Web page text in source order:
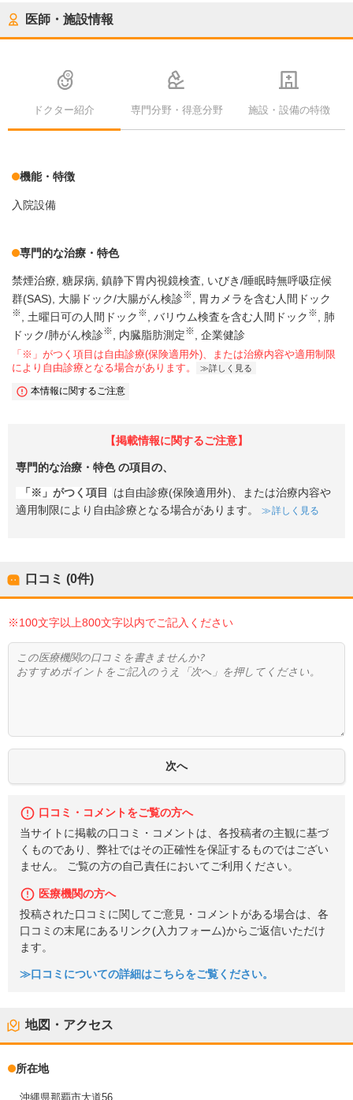
医師・施設情報
ドクター紹介 専門分野・得意分野 施設・設備の特徴
機能・特徴
入院設備
専門的な治療・特色
禁煙治療 糖尿病 鎮静下胃内視鏡検査
いびき/睡眠時無呼吸症候
群(SAS)
大腸ドック/大腸がん検診※ 胃カメラを含む人間ドック
※ 土曜日可の人間ドック ※ バリウム検査を含む人間ドック ※
肺
ドック/肺がん検診※ 内臓脂肪測定※ 企業健診
「※」がつく項目は自由診療(保険適用外)、または治療内容や適用制限
により自由診療となる場合があります。
詳しく見る
本情報に関するご注意
【掲載情報に関するご注意】
専門的な治療・特色の項目の、
「※」がつく項目
は自由診療(保険適用外)、または治療内容や
適用制限により自由診療となる場合があります。
詳しく見る
口コミ (0件)
※100文字以上800文字以内でご記入ください
口コミ・コメントをご覧の方へ
当サイトに掲載の口コミ・コメントは、各投稿者の主観に基づ
くものであり、弊社ではその正確性を保証するものではござい
ません。 ご覧の方の自己責任においてご利用ください。
医療機関の方へ
投稿された口コミに関してご意見・コメントがある場合は、各
口コミの末尾にあるリンク(入力フォーム)からご返信いただけ
ます。
≫口コミについての詳細はこちらをご覧ください。
地図・アクセス
所在地
沖縄県那覇市大道56